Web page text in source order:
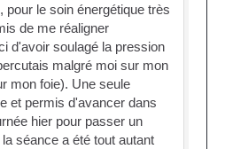
le soin énergétique très
de me réaligner
d'avoir soulagé la pression
malgré moi sur mon
mon foie). Une seule
et permis d'avancer dans
hier pour passer un
séance a été tout autant